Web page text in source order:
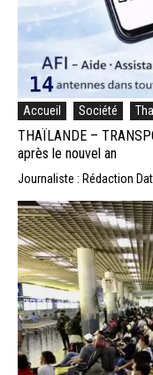
Accueil Société
THAÏLANDE –
après le nouvel an
Journaliste : Rédaction